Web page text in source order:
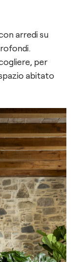
arredi su
per
abitato